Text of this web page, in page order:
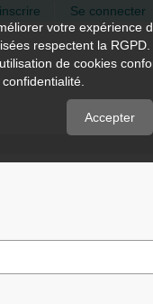
Se connecter
votre expérience
respectent la
de cookies
Accepter